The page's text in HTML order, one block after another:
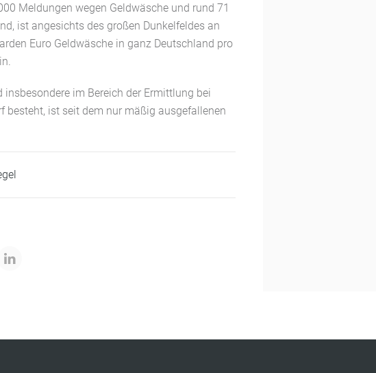
Meldungen wegen Geldwäsche und rund 71
ist angesichts des großen Dunkelfeldes an
Euro Geldwäsche in ganz Deutschland pro
im Bereich der Ermittlung bei
besteht, ist seit dem nur mäßig ausgefallenen